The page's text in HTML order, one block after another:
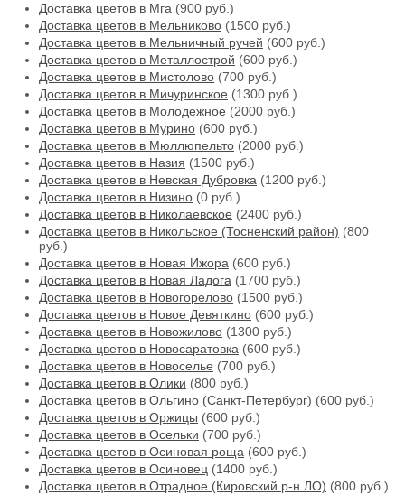
Доставка цветов в Мга (900 руб.)
Доставка цветов в Мельниково (1500 руб.)
Доставка цветов в Мельничный ручей (600 руб.)
Доставка цветов в Металлострой (600 руб.)
Доставка цветов в Мистолово (700 руб.)
Доставка цветов в Мичуринское (1300 руб.)
Доставка цветов в Молодежное (2000 руб.)
Доставка цветов в Мурино (600 руб.)
Доставка цветов в Мюллюпельто (2000 руб.)
Доставка цветов в Назия (1500 руб.)
Доставка цветов в Невская Дубровка (1200 руб.)
Доставка цветов в Низино (0 руб.)
Доставка цветов в Николаевское (2400 руб.)
Доставка цветов в Никольское (Тосненский район) (800
руб.)
Доставка цветов в Новая Ижора (600 руб.)
Доставка цветов в Новая Ладога (1700 руб.)
Доставка цветов в Новогорелово (1500 руб.)
Доставка цветов в Новое Девяткино (600 руб.)
Доставка цветов в Новожилово (1300 руб.)
Доставка цветов в Новосаратовка (600 руб.)
Доставка цветов в Новоселье (700 руб.)
Доставка цветов в Олики (800 руб.)
Доставка цветов в Ольгино (Санкт-Петербург) (600 руб.)
Доставка цветов в Оржицы (600 руб.)
Доставка цветов в Осельки (700 руб.)
Доставка цветов в Осиновая роща (600 руб.)
Доставка цветов в Осиновец (1400 руб.)
Доставка цветов в Отрадное (Кировский р-н ЛО) (800 руб.)